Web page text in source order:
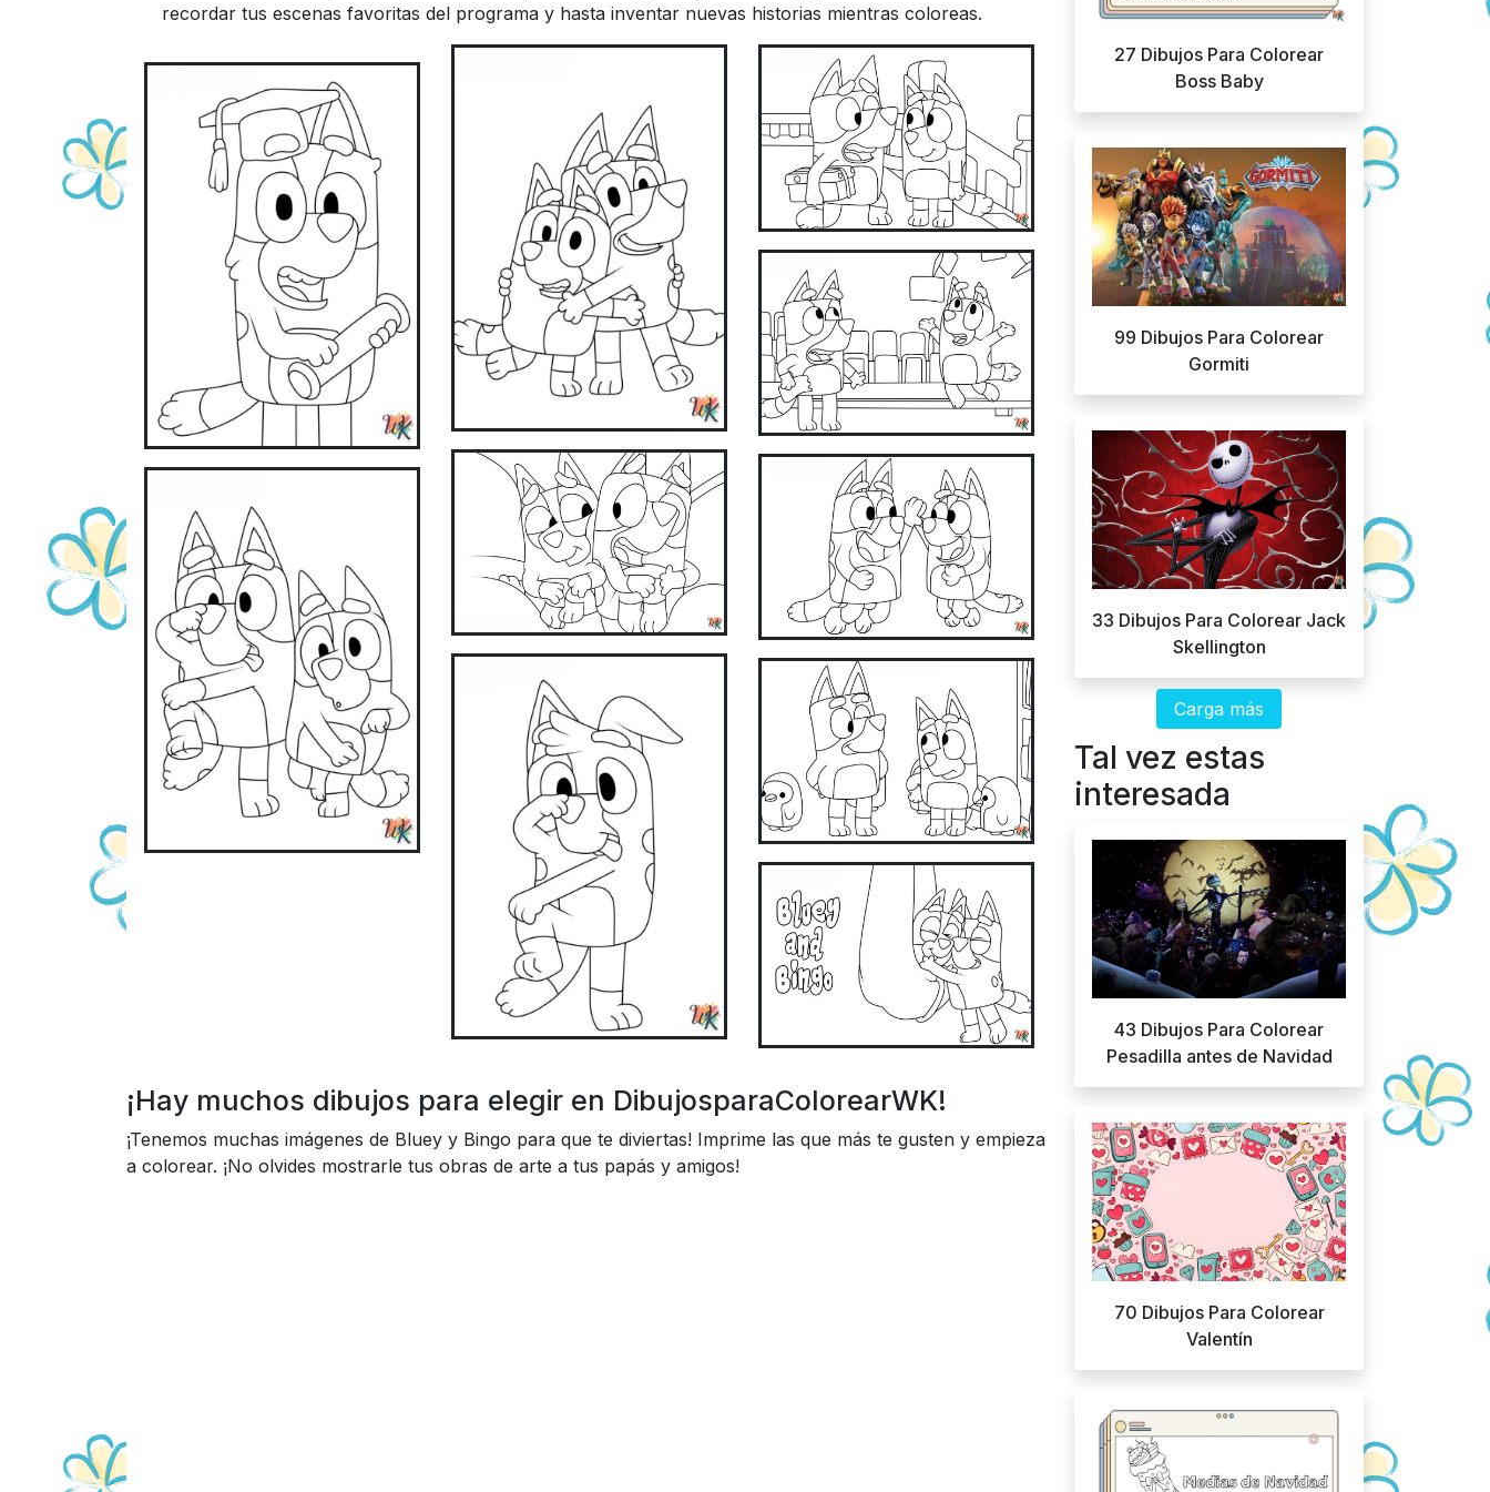
recordar tus escenas favoritas del programa y hasta inventar nuevas historias mientras coloreas.
¡Hay muchos dibujos para elegir en DibujosparaColorearWK!
¡Tenemos muchas imágenes de Bluey y Bingo para que te diviertas! Imprime las que más te gusten y empieza
a colorear. ¡No olvides mostrarle tus obras de arte a tus papás y amigos!
27 Dibujos Para Colorear
Boss Baby
99 Dibujos Para Colorear
Gormiti
33 Dibujos Para Colorear Jack
Skellington
Carga más
Tal vez estas
interesada
43 Dibujos Para Colorear
Pesadilla antes de Navidad
70 Dibujos Para Colorear
Valentín